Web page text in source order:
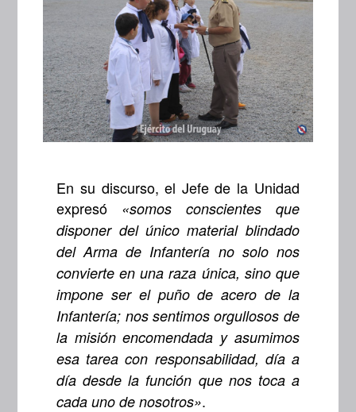
En su discurso, el Jefe de la Unidad
expresó «somos conscientes que
disponer del único material blindado
del Arma de Infantería no solo nos
convierte en una raza única, sino que
impone ser el puño de acero de la
Infantería; nos sentimos orgullosos de
la misión encomendada y asumimos
esa tarea con responsabilidad, día a
día desde la función que nos toca a
cada uno de nosotros».